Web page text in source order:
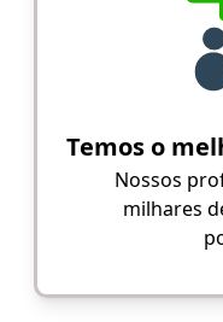
Temos o
Nossos
milhares